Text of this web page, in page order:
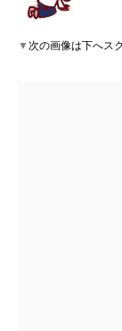
▼次の画像は下へス